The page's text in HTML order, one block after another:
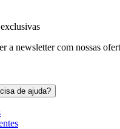
a newsletter com nossas
de ajuda?